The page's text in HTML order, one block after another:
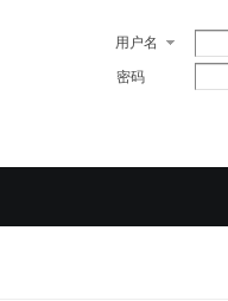
用户名
密码